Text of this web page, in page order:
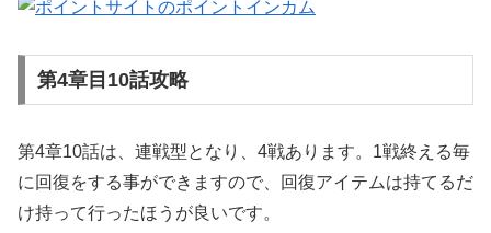
第4章目10話攻略
第4章10話は、連戦型となり、4戦あります。1戦終える毎
に回復をする事ができますので、回復アイテムは持てるだ
け持って行ったほうが良いです。